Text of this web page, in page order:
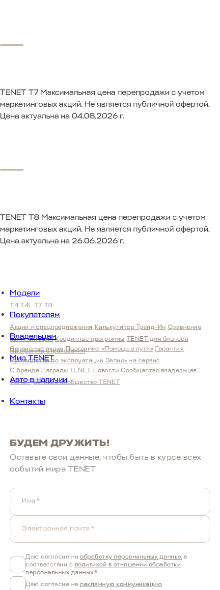
TENET T7Максимальная цена перепродажи с учетом
маркетинговых акций. Не является публичной офертой.
Цена актуальна на 04.08.2026 г.
TENET T8 Максимальная цена перепродажи с учетом
маркетинговых акций. Не является публичной офертой.
Цена актуальна на 26.06.2026 г.
Модели
T4 T4L T7 T8
Покупателям
Акции и спецпредложения Калькулятор Трейд-Ин Сравнение
комплектаций Кредитные программы TENET для бизнеса
Программы страхования
Владельцам
Сервисные акции Программа «Помощь в пути» Гарантия
Руководства по эксплуатации Запись на сервис
Мир TENET
О бренде Награды TENET Новости Сообщество владельцев
TENET Беговое сообщество TENET
Авто в наличии
Контакты
БУДЕМ ДРУЖИТЬ!
Оставьте свои данные, чтобы быть в курcе всех
событий мира TENET
Имя*
Электронная почта*
Даю согласие на обработку персональных данных в
соответствии с политикой в отношении обработки
персональных данных*
Даю согласие на рекламную коммуникацию